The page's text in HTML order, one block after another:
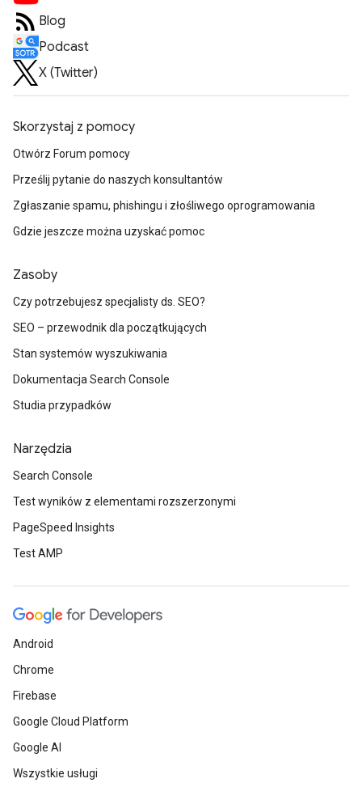
Blog
Podcast
X (Twitter)
Skorzystaj z pomocy
Otwórz Forum pomocy
Prześlij pytanie do naszych konsultantów
Zgłaszanie spamu, phishingu i złośliwego oprogramowania
Gdzie jeszcze można uzyskać pomoc
Zasoby
Czy potrzebujesz specjalisty ds. SEO?
SEO – przewodnik dla początkujących
Stan systemów wyszukiwania
Dokumentacja Search Console
Studia przypadków
Narzędzia
Search Console
Test wyników z elementami rozszerzonymi
PageSpeed Insights
Test AMP
Android
Chrome
Firebase
Google Cloud Platform
Google AI
Wszystkie usługi